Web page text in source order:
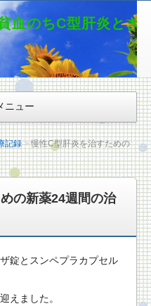
血のちC型肝炎とき
ニュー
記録
慢性C型肝炎を治すための
の新薬24週間の治
錠とスンペプラカプセル
えました。